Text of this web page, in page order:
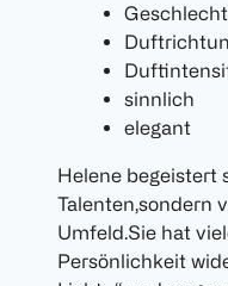
sinnlich
elegant
Helene begeistert
Talenten,sondern
Umfeld.Sie hat
Persönlichkeit